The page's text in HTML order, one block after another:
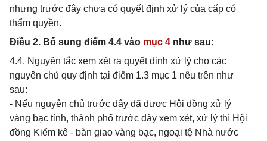
nhưng trước đây chưa có quyết định xử lý của cấp có
thẩm quyền.
Điều 2. Bổ sung điểm 4.4 vào mục 4 như sau:
4.4. Nguyên tắc xem xét ra quyết định xử lý cho các
nguyên chủ quy định tại điểm 1.3 mục 1 nêu trên như
sau:
- Nếu nguyên chủ trước đây đã được Hội đồng xử lý
vàng bạc tỉnh, thành phố trước đây xem xét, xử lý thì Hội
đồng Kiểm kê - bàn giao vàng bạc, ngoại tệ Nhà nước